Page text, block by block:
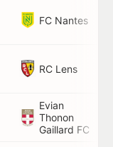
FC Nantes
RC Lens
Evian
Thonon
Gaillard FC